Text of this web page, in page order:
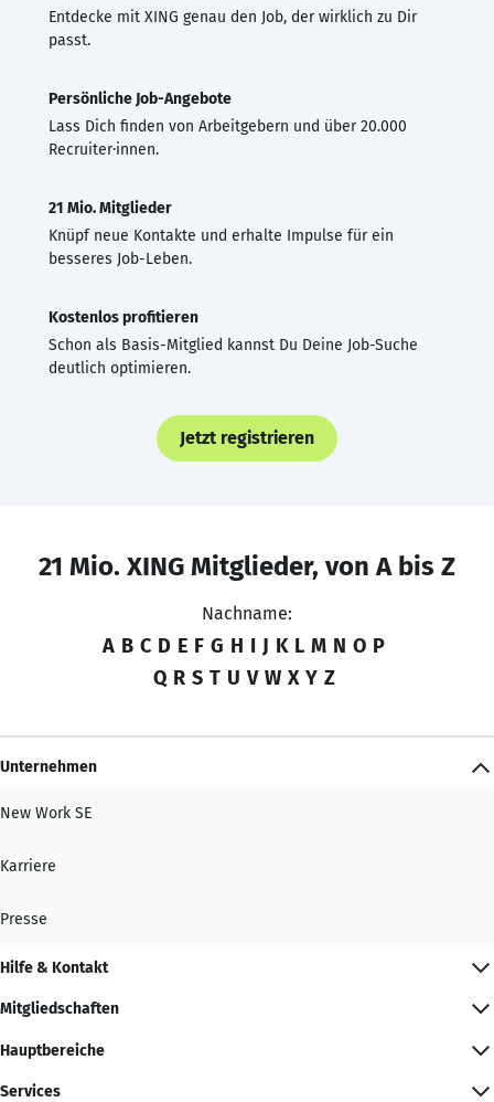
Entdecke mit XING genau den Job, der wirklich zu Dir
passt.
Persönliche Job-Angebote
Lass Dich finden von Arbeitgebern und über 20.000
Recruiter·innen.
21 Mio. Mitglieder
Knüpf neue Kontakte und erhalte Impulse für ein
besseres Job-Leben.
Kostenlos profitieren
Schon als Basis-Mitglied kannst Du Deine Job-Suche
deutlich optimieren.
Jetzt registrieren
21 Mio. XING Mitglieder, von A bis Z
Nachname:
A B C D E F G H I J K L M N O P
Q R S T U V W X Y Z
Unternehmen
New Work SE
Karriere
Presse
Hilfe & Kontakt
Mitgliedschaften
Hauptbereiche
Services